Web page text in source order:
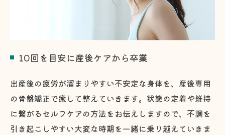
10回を目安に産後ケアから卒業
出産後の疲労が溜まりやすい不安定な身体を、産後専用
の骨盤矯正で癒して整えていきます。状態の定着や維持
に繋がるセルフケアの方法をお伝えしますので、不調を
引き起こしやすい大変な時期を一緒に乗り越えていきま